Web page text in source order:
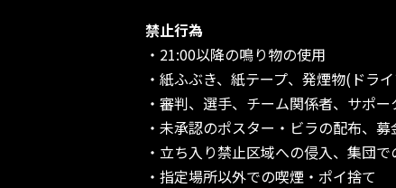
禁止行為
・21:00以降の鳴り物の使用
・紙ふぶき、紙テープ、発煙物(ドラ
・審判、選手、チーム関係者、サポ
・未承認のポスター・ビラの配布、
・立ち入り禁止区域への侵入、集団
・指定場所以外での喫煙・ポイ捨て